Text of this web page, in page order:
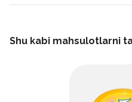
Shu kabi mahsulotlarni